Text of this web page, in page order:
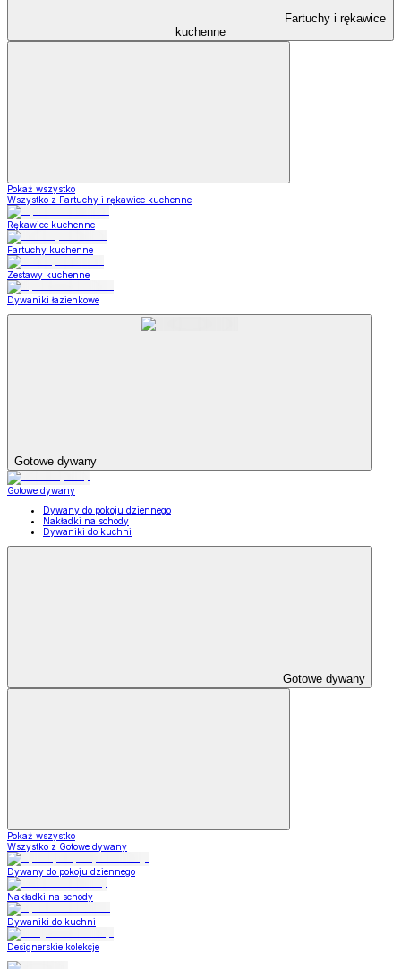
Fartuchy i rękawice
kuchenne
Pokaż wszystko
Wszystko z Fartuchy i rękawice kuchenne
Rękawice kuchenne
Fartuchy kuchenne
Zestawy kuchenne
Dywaniki łazienkowe
Gotowe dywany
Gotowe dywany
Dywany do pokoju dziennego
Nakładki na schody
Dywaniki do kuchni
Gotowe dywany
Pokaż wszystko
Wszystko z Gotowe dywany
Dywany do pokoju dziennego
Nakładki na schody
Dywaniki do kuchni
Designerskie kolekcje